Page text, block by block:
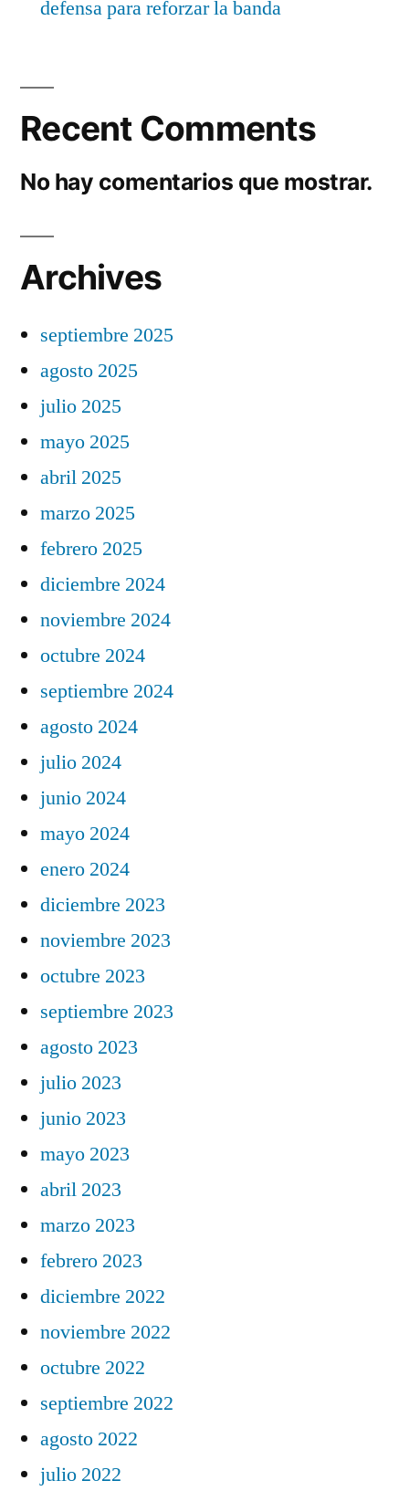
defensa para reforzar la banda
Recent Comments
No hay comentarios que mostrar.
Archives
septiembre 2025
agosto 2025
julio 2025
mayo 2025
abril 2025
marzo 2025
febrero 2025
diciembre 2024
noviembre 2024
octubre 2024
septiembre 2024
agosto 2024
julio 2024
junio 2024
mayo 2024
enero 2024
diciembre 2023
noviembre 2023
octubre 2023
septiembre 2023
agosto 2023
julio 2023
junio 2023
mayo 2023
abril 2023
marzo 2023
febrero 2023
diciembre 2022
noviembre 2022
octubre 2022
septiembre 2022
agosto 2022
julio 2022